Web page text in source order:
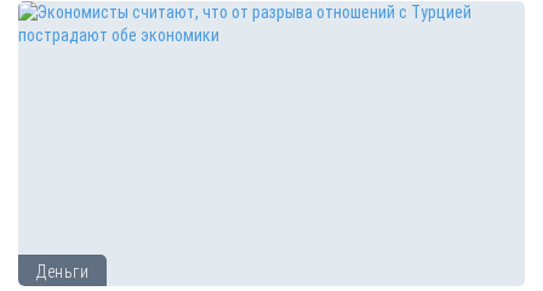
Деньги